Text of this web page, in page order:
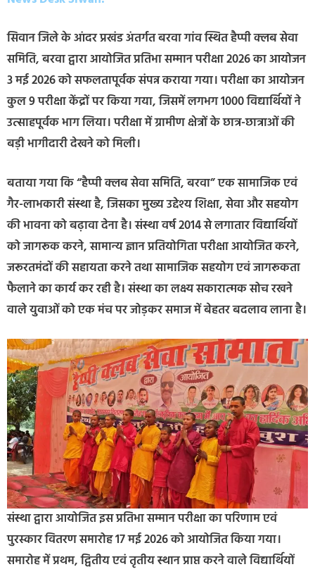
सिवान जिले के आंदर प्रखंड अंतर्गत बरवा गांव स्थित हैप्पी क्लब सेवा
समिति, बरवा द्वारा आयोजित प्रतिभा सम्मान परीक्षा 2026 का आयोजन
3 मई 2026 को सफलतापूर्वक संपन्न कराया गया। परीक्षा का आयोजन
कुल 9 परीक्षा केंद्रों पर किया गया, जिसमें लगभग 1000 विद्यार्थियों ने
उत्साहपूर्वक भाग लिया। परीक्षा में ग्रामीण क्षेत्रों के छात्र-छात्राओं की
बड़ी भागीदारी देखने को मिली।
बताया गया कि “हैप्पी क्लब सेवा समिति, बरवा” एक सामाजिक एवं
गैर-लाभकारी संस्था है, जिसका मुख्य उद्देश्य शिक्षा, सेवा और सहयोग
की भावना को बढ़ावा देना है। संस्था वर्ष 2014 से लगातार विद्यार्थियों
को जागरूक करने, सामान्य ज्ञान प्रतियोगिता परीक्षा आयोजित करने,
जरूरतमंदों की सहायता करने तथा सामाजिक सहयोग एवं जागरूकता
फैलाने का कार्य कर रही है। संस्था का लक्ष्य सकारात्मक सोच रखने
वाले युवाओं को एक मंच पर जोड़कर समाज में बेहतर बदलाव लाना है।
संस्था द्वारा आयोजित इस प्रतिभा सम्मान परीक्षा का परिणाम एवं
पुरस्कार वितरण समारोह 17 मई 2026 को आयोजित किया गया।
समारोह में प्रथम, द्वितीय एवं तृतीय स्थान प्राप्त करने वाले विद्यार्थियों